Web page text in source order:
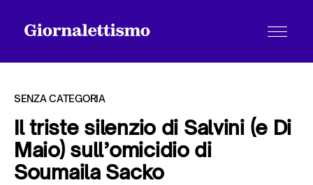
Tutti gli articoli
SENZA CATEGORIA
Il triste silenzio di Salvini (e Di
Maio) sull’omicidio di
Soumaila Sacko